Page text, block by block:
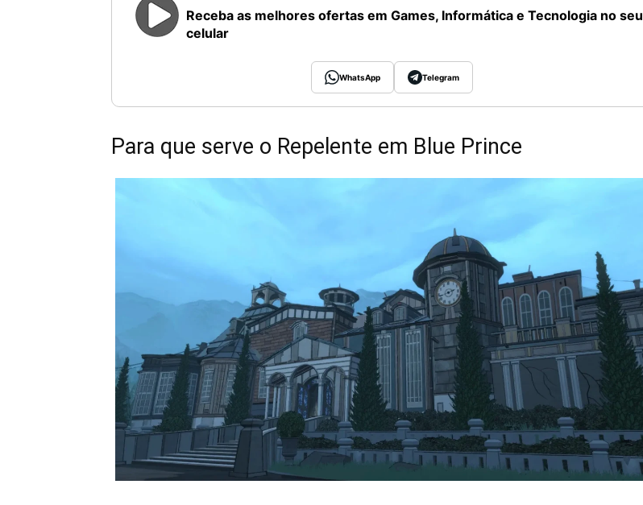
Receba as melhores ofertas em Games, Informática e Tecnologia no seu
celular
WhatsApp Telegram
Para que serve o Repelente em Blue Prince